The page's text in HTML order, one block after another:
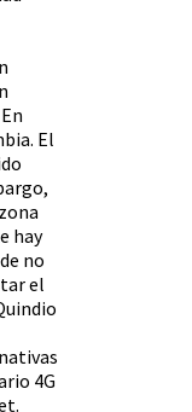
El
hay
no
el
4G